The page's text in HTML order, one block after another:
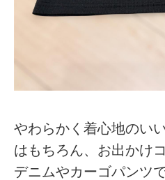
やわらかく着心地のい
はもちろん、お出かけ
デニムやカーゴパンツ